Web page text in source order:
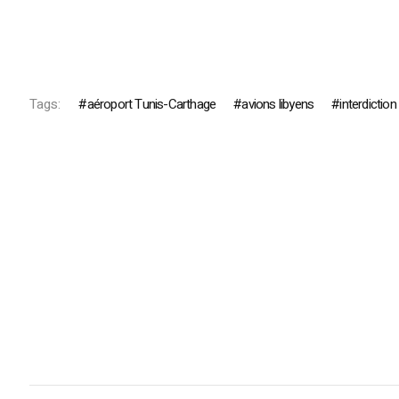
Tags: aéroport Tunis-Carthage avions libyens interdiction